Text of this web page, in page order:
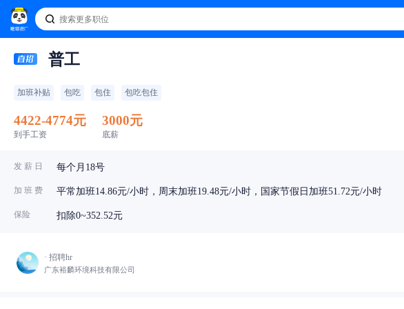
普工
加班补贴 包吃 包住 包吃包住
4422-4774元
到手工资
3000元
底薪
发 薪 日 每个月18号
加 班 费 平常加班14.86元/小时，周末加班19.48元/小时，国家节假日加班51.72元/小时
保险 扣除0~352.52元
· 招聘hr
广东裕麟环境科技有限公司